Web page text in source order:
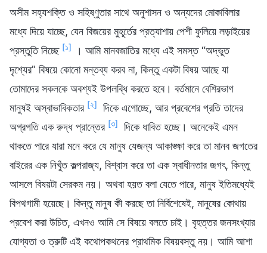
অসীম সহ্যশক্তি ও সহিষ্ণুতার সাথে অনুশাসন ও অন্যদের মোকাবিলার
মধ্যে দিয়ে যাচ্ছে, যেন বিজয়ের মুহূর্তের প্রত্যাশায় পেশী ফুলিয়ে লড়াইয়ের
প্রস্তুতি নিচ্ছে [১]
। আমি মানবজাতির মধ্যে এই সমস্ত “অদ্ভুত
দৃশ্যের” বিষয়ে কোনো মন্তব্য করব না, কিন্তু একটা বিষয় আছে যা
তোমাদের সকলকে অবশ্যই উপলব্ধি করতে হবে। বর্তমানে বেশিরভাগ
মানুষই অস্বাভাবিকতার [২]
দিকে এগোচ্ছে, আর প্রবেশের প্রতি তাদের
অগ্রগতি এক রুদ্ধ প্রান্তের [৩]
দিকে ধাবিত হচ্ছে। অনেকেই এমন
থাকতে পারে যারা মনে করে যে মানুষ যেজন্য আকাঙ্ক্ষা করে তা মানব জগতের
বাইরের এক নিখুঁত কল্পরাজ্য, বিশ্বাস করে তা এক স্বাধীনতার জগৎ, কিন্তু
আসলে বিষয়টা সেরকম নয়। অথবা হয়ত বলা যেতে পারে, মানুষ ইতিমধ্যেই
বিপথগামী হয়েছে। কিন্তু মানুষ কী করছে তা নির্বিশেষেই, মানুষের কোথায়
প্রবেশ করা উচিত, এখনও আমি সে বিষয়ে বলতে চাই। বৃহত্তর জনসংখ্যার
যোগ্যতা ও ত্রুটি এই কথোপকথনের প্রাথমিক বিষয়বস্তু নয়। আমি আশা